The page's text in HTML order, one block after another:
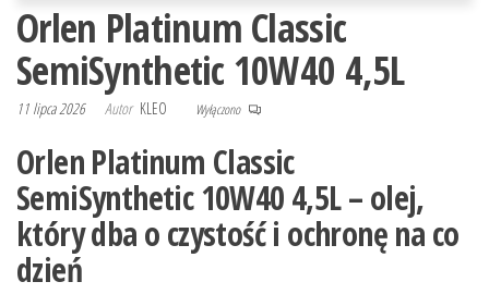
Orlen Platinum Classic
SemiSynthetic 10W40 4,5L
11 lipca 2026 Autor KLEO Wyłączono
Orlen Platinum Classic
SemiSynthetic 10W40 4,5L – olej,
który dba o czystość i ochronę na co
dzień